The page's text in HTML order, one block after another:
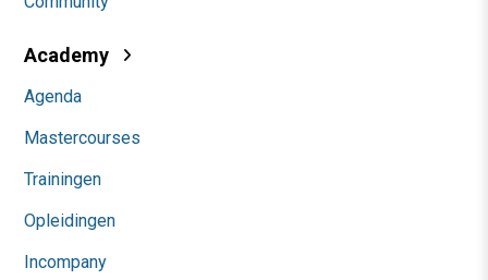
Academy
Agenda
Mastercourses
Trainingen
Opleidingen
Incompany